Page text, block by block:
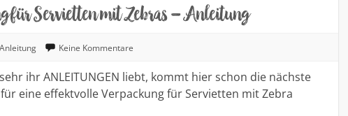
für Servietten mit Zebras – Anleitung
Anleitung Keine Kommentare
ihr ANLEITUNGEN liebt, kommt hier schon die nächste
eine effektvolle Verpackung für Servietten mit Zebra